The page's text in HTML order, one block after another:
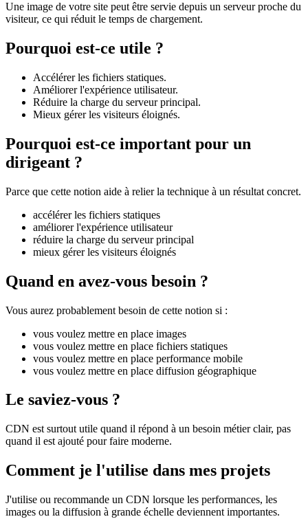
Une image de votre site peut être servie depuis un serveur proche du
visiteur, ce qui réduit le temps de chargement.
Pourquoi est-ce utile ?
Accélérer les fichiers statiques.
Améliorer l'expérience utilisateur.
Réduire la charge du serveur principal.
Mieux gérer les visiteurs éloignés.
Pourquoi est-ce important pour un
dirigeant ?
Parce que cette notion aide à relier la technique à un résultat concret.
accélérer les fichiers statiques
améliorer l'expérience utilisateur
réduire la charge du serveur principal
mieux gérer les visiteurs éloignés
Quand en avez-vous besoin ?
Vous aurez probablement besoin de cette notion si :
vous voulez mettre en place images
vous voulez mettre en place fichiers statiques
vous voulez mettre en place performance mobile
vous voulez mettre en place diffusion géographique
Le saviez-vous ?
CDN est surtout utile quand il répond à un besoin métier clair, pas
quand il est ajouté pour faire moderne.
Comment je l'utilise dans mes projets
J'utilise ou recommande un CDN lorsque les performances, les
images ou la diffusion à grande échelle deviennent importantes.